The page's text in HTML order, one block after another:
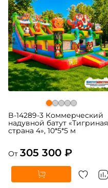
B-14289-3 Коммерческий
надувной батут «Тигриная
страна 4», 10*5*5 м
От 305 300 ₽